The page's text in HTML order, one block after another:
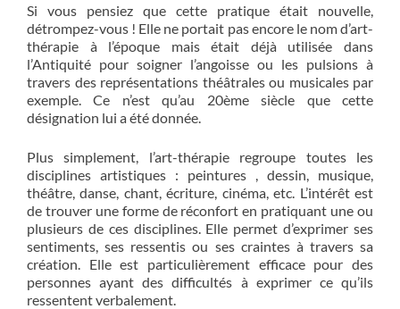
Si vous pensiez que cette pratique était nouvelle,
détrompez-vous ! Elle ne portait pas encore le nom d’art-
thérapie à l’époque mais était déjà utilisée dans
l’Antiquité pour soigner l’angoisse ou les pulsions à
travers des représentations théâtrales ou musicales par
exemple. Ce n’est qu’au 20ème siècle que cette
désignation lui a été donnée.
Plus simplement, l’art-thérapie regroupe toutes les
disciplines artistiques : peintures , dessin, musique,
théâtre, danse, chant, écriture, cinéma, etc. L’intérêt est
de trouver une forme de réconfort en pratiquant une ou
plusieurs de ces disciplines. Elle permet d’exprimer ses
sentiments, ses ressentis ou ses craintes à travers sa
création. Elle est particulièrement efficace pour des
personnes ayant des difficultés à exprimer ce qu’ils
ressentent verbalement.